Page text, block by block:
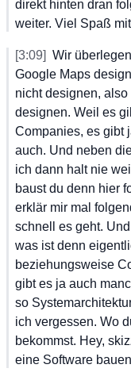
direkt hinten dran
weiter. Viel Spaß mit
[3:09] Wir überlegen
Google Maps
nicht designen, also
designen. Weil es
Companies, es gibt
auch. Und neben
ich dann halt nie
baust du denn hier
erklär mir mal
schnell
es geht. Und
was ist denn
beziehungsweise
gibt es ja auch
so
ich vergessen. Wo
bekommst. Hey,
eine Software